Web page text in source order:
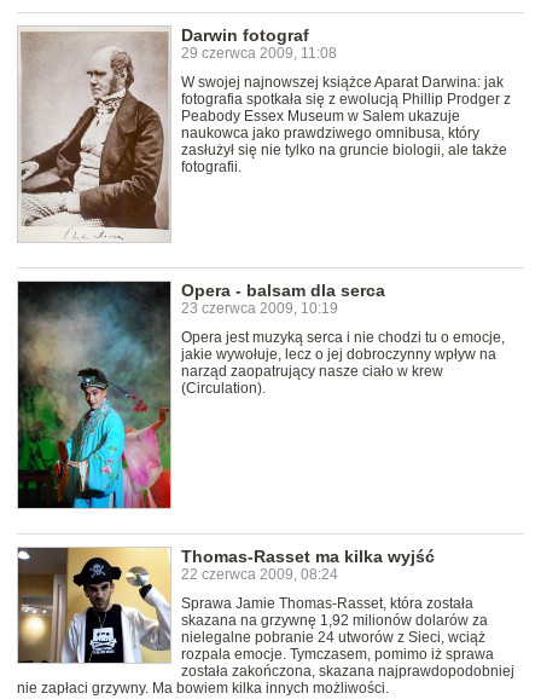
Darwin fotograf
29 czerwca 2009, 11:08
W swojej najnowszej książce Aparat Darwina: jak
fotografia spotkała się z ewolucją Phillip Prodger z
Peabody Essex Museum w Salem ukazuje
naukowca jako prawdziwego omnibusa, który
zasłużył się nie tylko na gruncie biologii, ale także
fotografii.
Opera - balsam dla serca
23 czerwca 2009, 10:19
Opera jest muzyką serca i nie chodzi tu o emocje,
jakie wywołuje, lecz o jej dobroczynny wpływ na
narząd zaopatrujący nasze ciało w krew
(Circulation).
Thomas-Rasset ma kilka wyjść
22 czerwca 2009, 08:24
Sprawa Jamie Thomas-Rasset, która została
skazana na grzywnę 1,92 milionów dolarów za
nielegalne pobranie 24 utworów z Sieci, wciąż
rozpala emocje. Tymczasem, pomimo iż sprawa
została zakończona, skazana najprawdopodobniej
nie zapłaci grzywny. Ma bowiem kilka innych możliwości.